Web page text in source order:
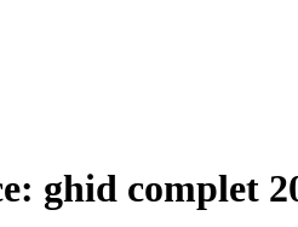
ghid complet